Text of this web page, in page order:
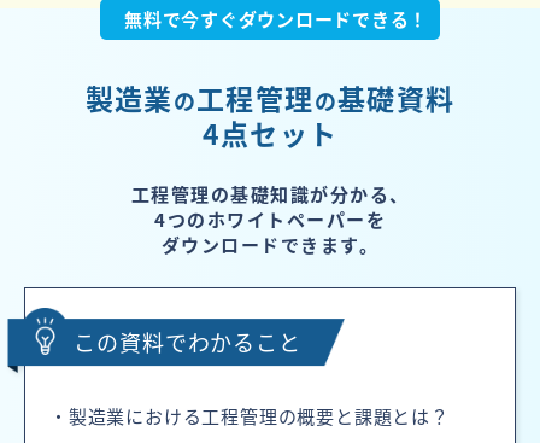
無料で今すぐダウンロードできる！
製造業の工程管理の基礎資料
4点セット
工程管理の基礎知識が分かる、
4つのホワイトペーパーを
ダウンロードできます。
この資料でわかること
・製造業における工程管理の概要と課題とは？